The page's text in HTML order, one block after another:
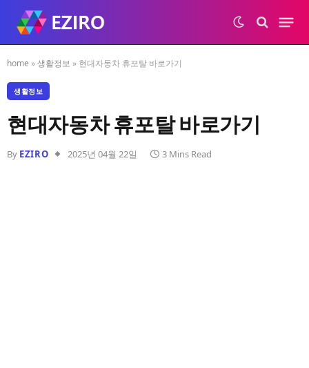
home »생활정보 » 현대자동차 휴포탈 바로가기
생활정보
현대자동차 휴포탈 바로가기
By EZIRO 2025년 04월 22일 3 Mins Read